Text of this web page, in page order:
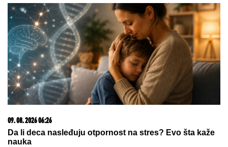
09. 08. 2026 06:26
Da li deca nasleđuju otpornost na stres? Evo šta kaže
nauka